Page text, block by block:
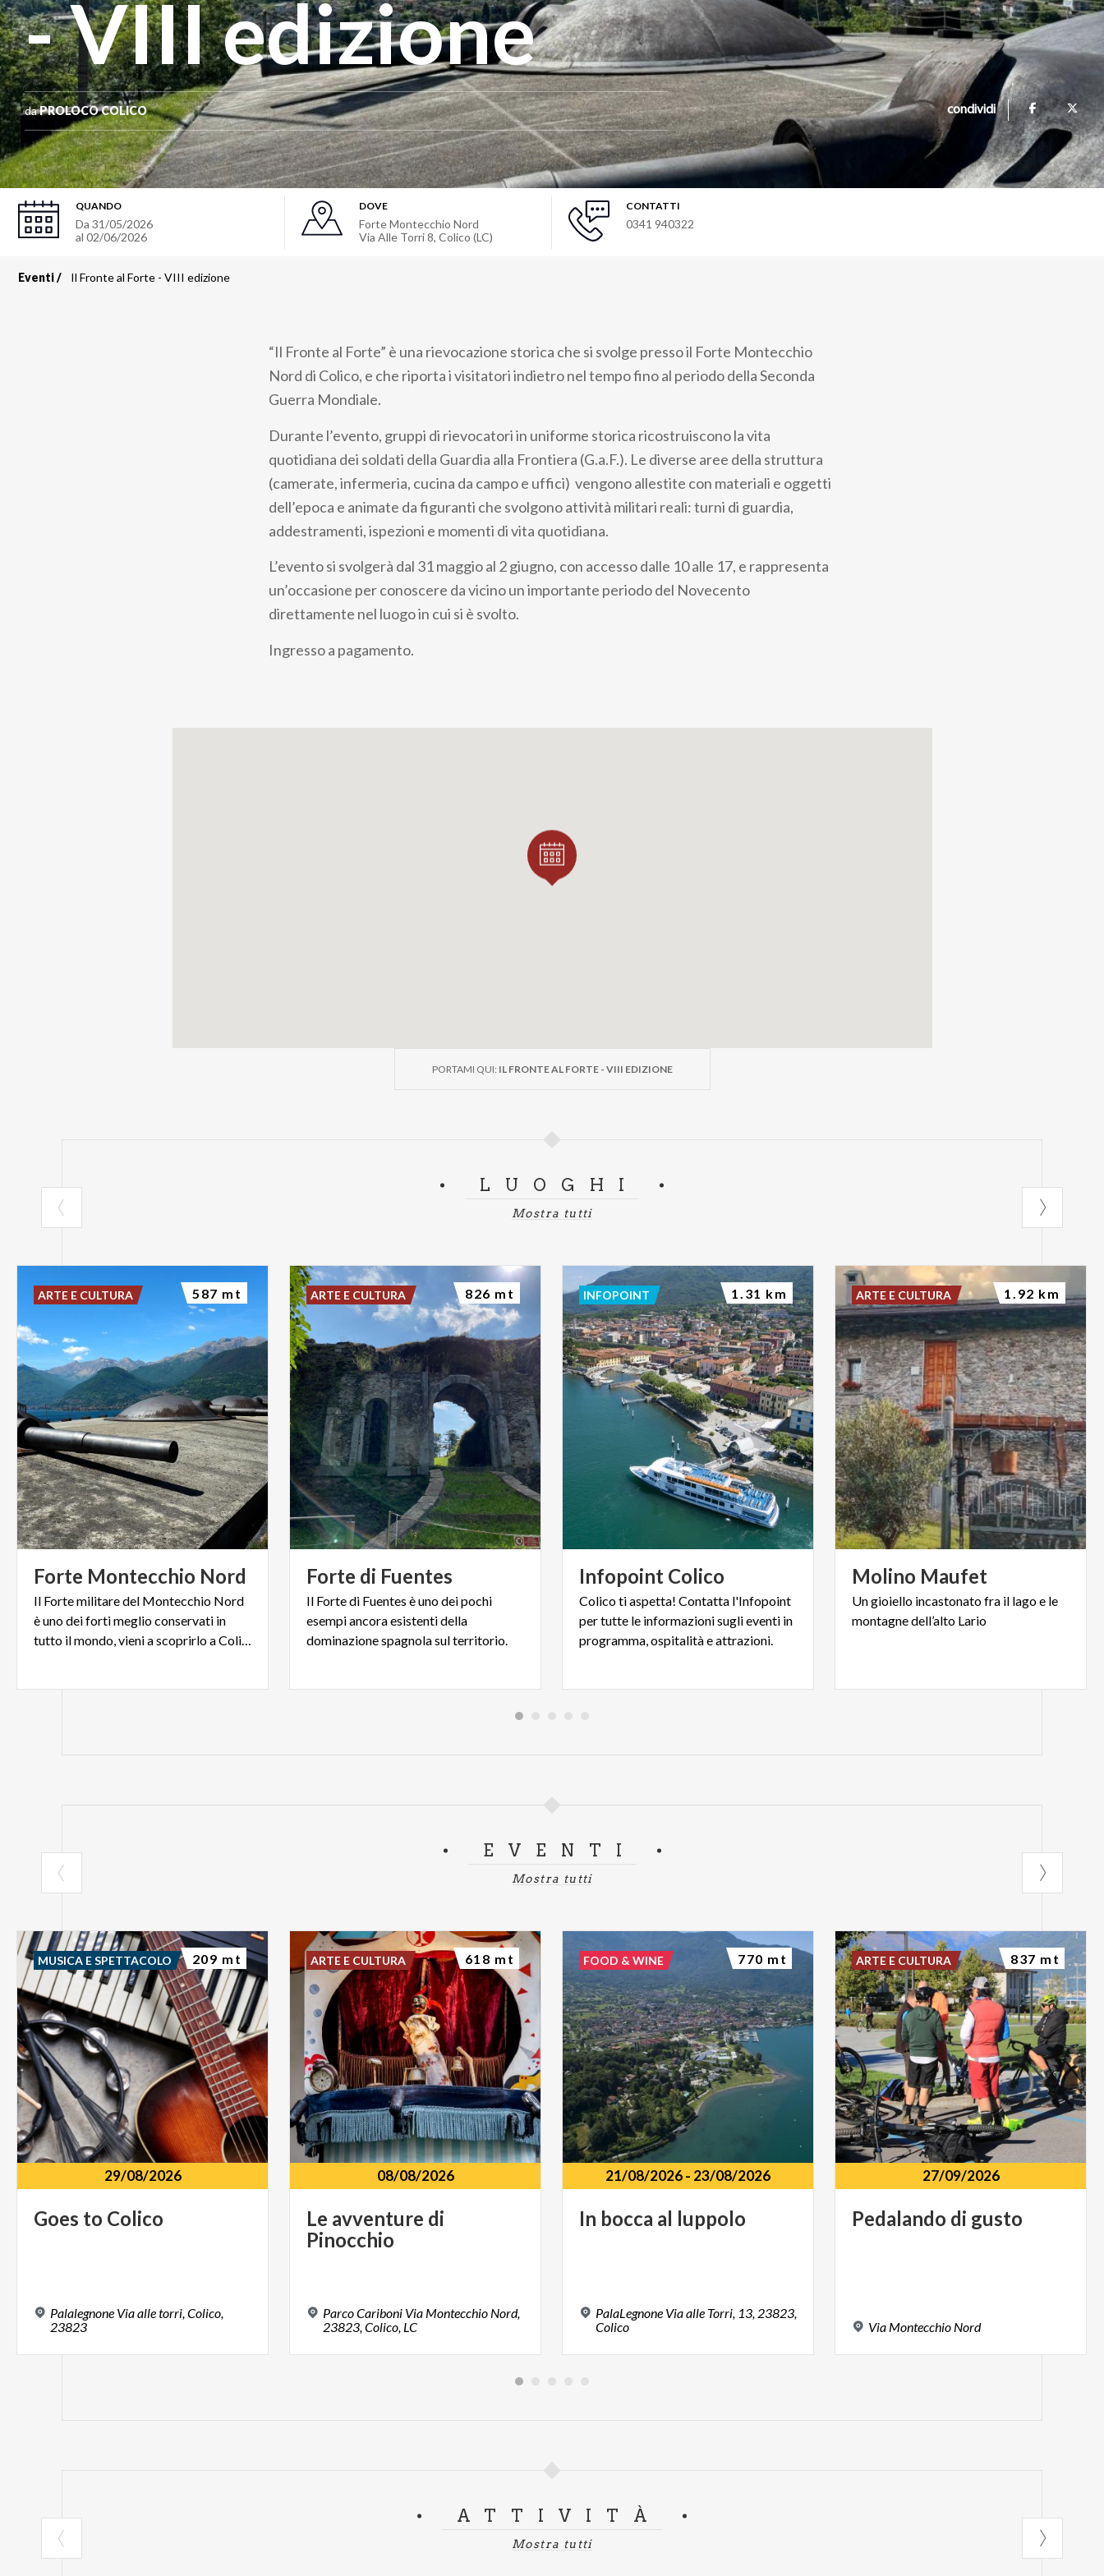
- VIII edizione
daPROLOCO COLICO condividi
QUANDO
Da 31/05/2026
al 02/06/2026
DOVE
Forte Montecchio Nord
Via Alle Torri 8, Colico (LC)
CONTATTI
0341 940322
Eventi Il Fronte al Forte - VIII edizione
“Il Fronte al Forte” è una rievocazione storica che si svolge presso il Forte Montecchio
Nord di Colico, e che riporta i visitatori indietro nel tempo fino al periodo della Seconda
Guerra Mondiale.
Durante l’evento, gruppi di rievocatori in uniforme storica ricostruiscono la vita
quotidiana dei soldati della Guardia alla Frontiera (G.a.F.). Le diverse aree della struttura
(camerate, infermeria, cucina da campo e uffici) vengono allestite con materiali e oggetti
dell’epoca e animate da figuranti che svolgono attività militari reali: turni di guardia,
addestramenti, ispezioni e momenti di vita quotidiana.
L’evento si svolgerà dal 31 maggio al 2 giugno, con accesso dalle 10 alle 17, e rappresenta
un’occasione per conoscere da vicino un importante periodo del Novecento
direttamente nel luogo in cui si è svolto.
Ingresso a pagamento.
PORTAMI QUI: IL FRONTE AL FORTE - VIII EDIZIONE
LUOGHI
Mostra tutti
Forte Montecchio Nord
Il Forte militare del Montecchio Nord
è uno dei forti meglio conservati in
tutto il mondo, vieni a scoprirlo a Colico!
ARTE E CULTURA 587 mt
Forte di Fuentes
Il Forte di Fuentes è uno dei pochi
esempi ancora esistenti della
dominazione spagnola sul territorio.
ARTE E CULTURA 826 mt
Infopoint Colico
Colico ti aspetta! Contatta l'Infopoint
per tutte le informazioni sugli eventi in
programma, ospitalità e attrazioni.
INFOPOINT 1.31 km
Molino Maufet
Ungioiello incastonatofra il lagoe le
montagnedell’alto Lario
ARTE E CULTURA 1.92 km
EVENTI
Mostra tutti
29/08/2026
Goes to Colico
Palalegnone Via alle torri, Colico,
23823
MUSICA E SPETTACOLO 209 mt
08/08/2026
Le avventure di
Pinocchio
Parco Cariboni Via Montecchio Nord,
23823, Colico, LC
ARTE E CULTURA 618 mt
21/08/2026- 23/08/2026
In bocca al luppolo
PalaLegnone Via alle Torri, 13, 23823,
Colico
FOOD & WINE 770 mt
27/09/2026
Pedalando di gusto
Via Montecchio Nord
ARTE E CULTURA 837 mt
ATTIVITÀ
Mostra tutti